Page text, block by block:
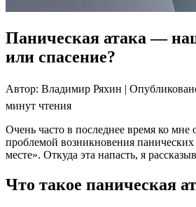
Паническая атака —
или спасение?
Автор: Владимир Ряхин |
минут чтения
Очень часто в последнее время ко мне
проблемой возникновения
месте». Откуда эта напасть, я
Что такое паническая